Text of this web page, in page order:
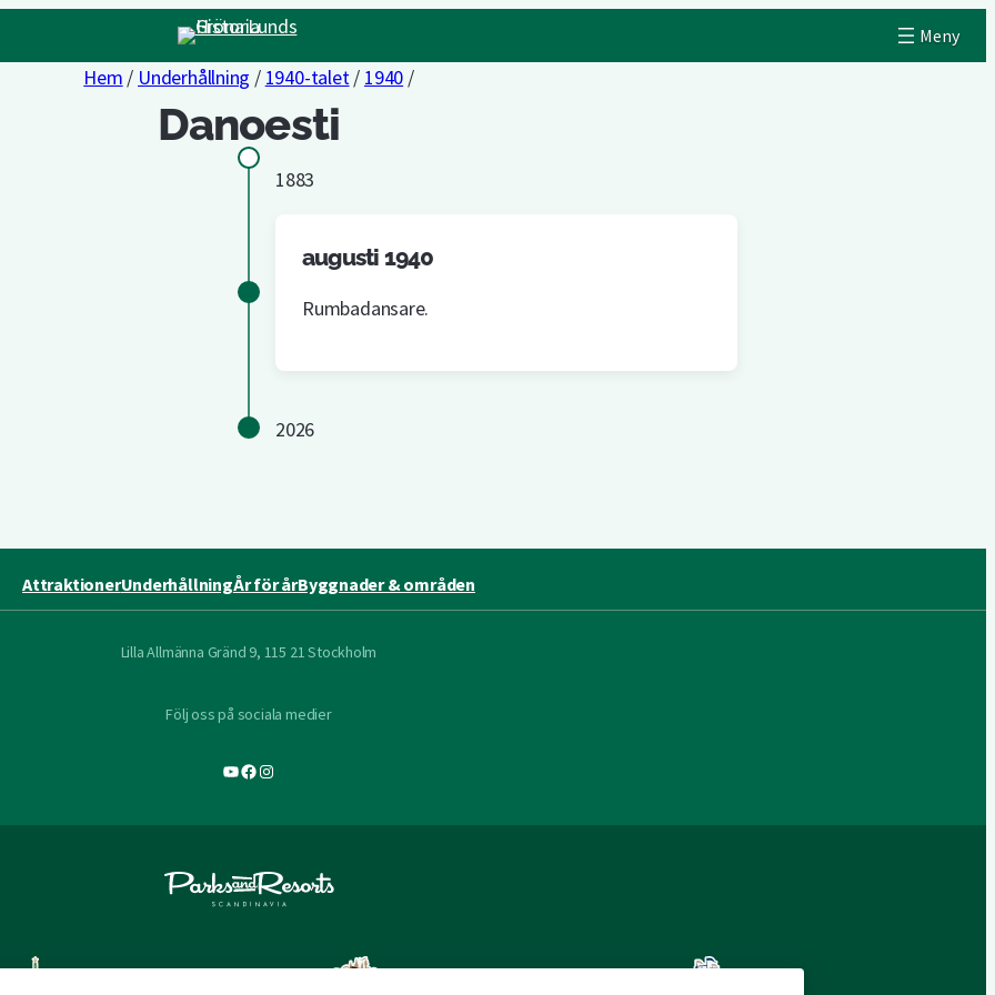
Hem / Underhållning / 1940-talet/ 1940 /
Danoesti
1883
augusti 1940
Rumbadansare.
2026
AttraktionerUnderhållningÅr för årByggnader & områden
Lilla Allmänna Gränd 9, 115 21 Stockholm
Följ oss på sociala medier
YouTube
Facebook
Instagram